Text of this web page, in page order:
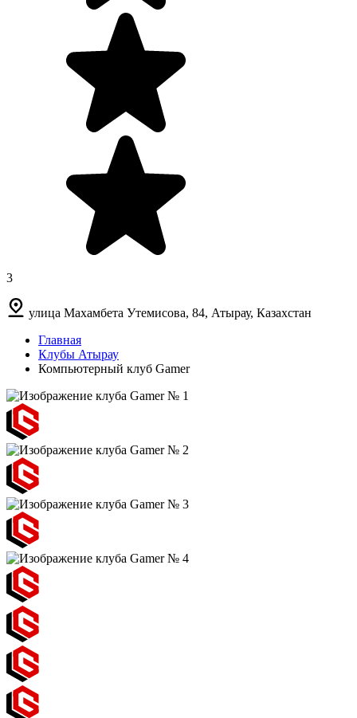
3
улица Махамбета Утемисова, 84, Атырау, Казахстан
Главная
Клубы Атырау
Компьютерный клуб Gamer